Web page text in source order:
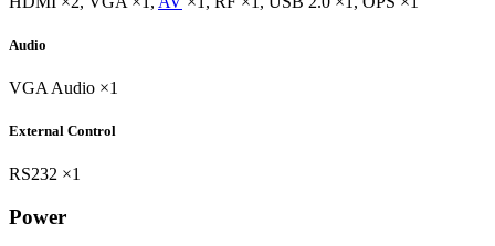
Audio
VGA Audio ×1
External Control
RS232 ×1
Power